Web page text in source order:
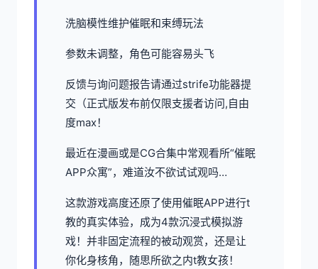
洗脑模性维护催眠和束缚玩法
参数未调整，角色可能容易头飞
反馈与询问题报告请通过strife功能器提
交（正式版发布前仅限支援者访问,自由
度max！
最近在漫画或是CG合集中常观看所“催眠
APP众寓”，难道汝不欲试试观吗…
这款游戏高度还原了使用催眠APP进行t
教的真实体验，成为4款沉浸式模拟游
戏！并非固定流程的被动观赏，还是让
你化身核角，随思所欲之内t教女孩！